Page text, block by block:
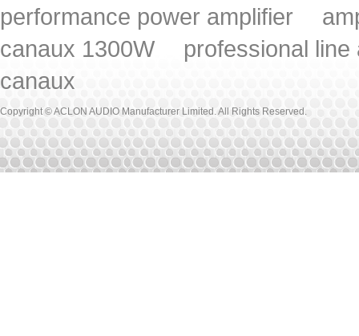
performance power amplifier
canaux 1300W
professional
canaux
Copyright © ACLON AUDIO Manufacturer Limited. All Rights Reserved.